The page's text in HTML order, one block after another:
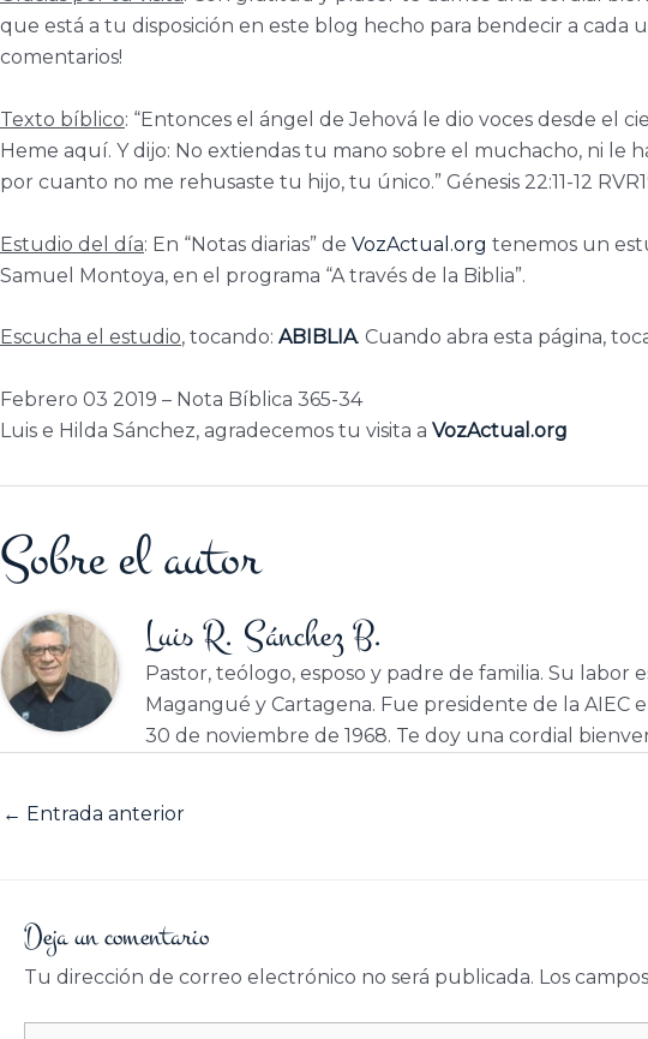
que está a tu disposición en este blog hecho para bendecir a cada
comentarios!
Texto bíblico: “Entonces el ángel de Jehová le dio voces desde el
Heme aquí. Y dijo: No extiendas tu mano sobre el muchacho, ni le
por cuanto no me rehusaste tu hijo, tu único.” Génesis 22:11-12
Estudio del día: En “Notas diarias” de VozActual.org tenemos un
Samuel Montoya, en el programa “A través de la Biblia”.
Escucha el estudio, tocando: ABIBLIA. Cuando abra esta página,
Febrero 03 2019 – Nota Bíblica 365-34
Luis e Hilda Sánchez, agradecemos tu visita a VozActual.org
Sobre el autor
Luis R. Sánchez B.
Pastor, teólogo, esposo y padre de familia. Su labor
Magangué y Cartagena. Fue presidente de la AIEC
30 de noviembre de 1968. Te doy una cordial
← Entrada anterior
Deja un comentario
Tu dirección de correo electrónico no será publicada. Los